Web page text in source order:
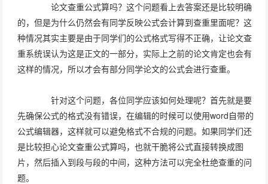
论文查重公式算吗？这个问题看上去答案还是比较明确
的，但是为什么仍然会有同学反映公式会计算到查重里面呢？这
种情况其实主要是由于同学们的公式格式写得不正确，让论文查
重系统误认为这是正文的一部分，实际上之前的论文肯定也会有
这样的情况，所以才会有部分同学论文的公式会进行查重。
针对这个问题，各位同学应该如何处理呢？首先就是要
先确保公式的格式没有错误，在编辑的时候可以使用word自带的
公式编辑器，这样就可以避免格式不合规的问题。如果同学们还
是比较担心论文查重公式算吗，也就干脆将公式直接转换成图
片，然后插入到段与段的中间，这种方法可以完全杜绝查重的问
题。